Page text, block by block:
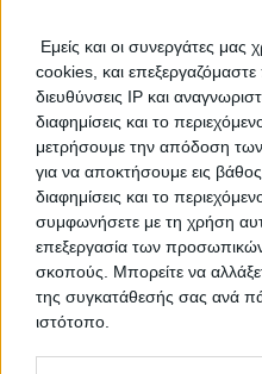
Εμείς και οι συνεργάτες μας
cookies, και
διευθύνσεις IP και
διαφημίσεις και το
μετρήσουμε την απόδοση των
για να αποκτήσουμε εις
διαφημίσεις και το
συμφωνήσετε με τη χρήση
επεξεργασία των
σκοπούς. Μπορείτε να
της συγκατάθεσής σας ανά
ιστότοπο.
Please note that this
first to share your
right choice!